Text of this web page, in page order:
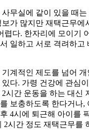
사무실에 같이 있을 때는
가 많지만 재택근무에
렵다. 한자리에 모이기
일하고 서로 격려하고
기계적인 제도를 넘어
다. 가령 건강에 관심
2시간 운동을 하는 대신
보충하도록 한다거나,
4시에 퇴근해 아이를
2시간 정도 재택근무를